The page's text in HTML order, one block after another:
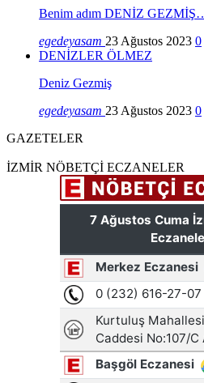
Benim adım DENİZ
egedeyasam 23 Ağustos 2023 0
DENİZLER ÖLMEZ
Deniz Gezmiş
egedeyasam 23 Ağustos 2023 0
GAZETELER
İZMİR NÖBETÇİ ECZANELER